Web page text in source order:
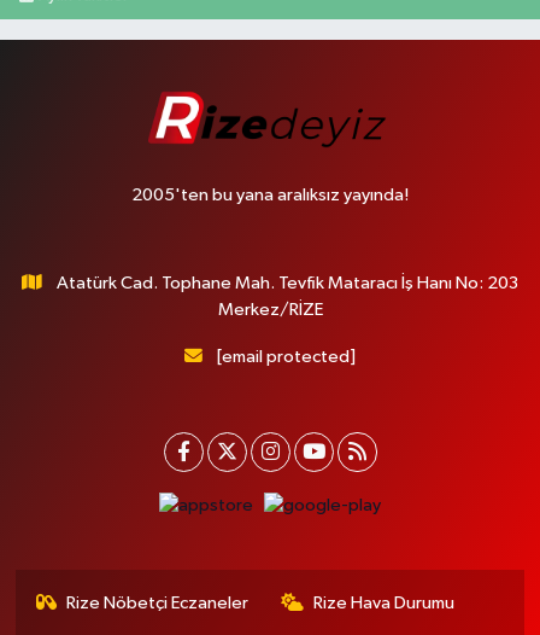
2005'ten bu yana aralıksız yayında!
Atatürk Cad. Tophane Mah. Tevfik Mataracı İş Hanı No: 203
Merkez/RİZE
[email protected]
Rize Nöbetçi Eczaneler Rize Hava Durumu